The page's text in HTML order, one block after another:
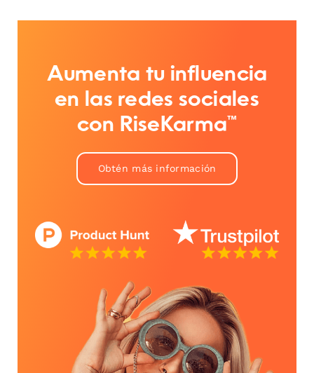
Aumenta tu influencia
en las redes sociales
con RiseKarma™
Obtén más información